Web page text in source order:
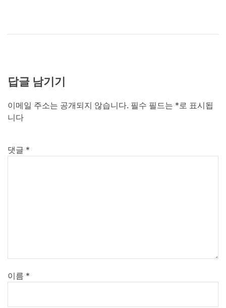
답글 남기기
이메일 주소는 공개되지 않습니다. 필수 필드는 *로 표시됩
니다
댓글 *
이름 *